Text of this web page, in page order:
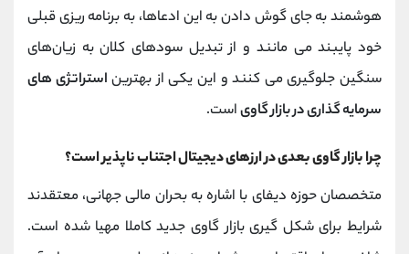
هوشمند به جای گوش دادن به این ادعاها، به برنامه‌ ریزی قبلی
خود پایبند می‌ مانند و از تبدیل سودهای کلان به زیان‌های
سنگین جلوگیری می کنند و این یکی از بهترین استراتژی های
سرمایه گذاری در بازار گاویاست.
چرا بازار گاوی بعدی در ارزهای دیجیتال اجتناب ناپذیر است؟
متخصصان حوزه دیفای با اشاره به بحران مالی جهانی، معتقدند
شرایط برای شکل گیری بازار گاوی جدید کاملا مهیا شده است.